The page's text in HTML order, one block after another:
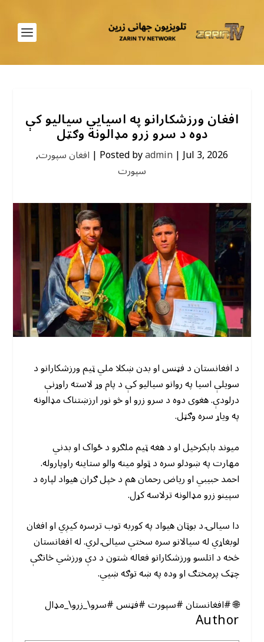
افغان ورزشکارانو په اسیایي سیالیو کې
دوه د سرو زرو مډالونه وګټل
Posted byadmin |Jul 3, 2026
| افغان سپورت,
سپورت
د افغانستان د فټنس او بدن ښکلا ملي ټیم ورزشکارانو د
سویلې اسیا په روانو سیالیو کې د پام وړ لاسته راوړنې
درلودې. هغوی دوه د سرو زرو او څو نور ارزښتناک مډالونه
په ویاړ سره وګټل.
میوند بابکرخیل او د هغه ټیم ملګرو د ځواک او بدني
مهارت په ښودلو سره د ټولو مینه والو ستاینه راوپاروله.
احمد حبیبي او ریاض رحمان هم د خپل ګران هیواد لپاره د
سپینو زرو مډالونه ترلاسه کړل.
دا سیالۍ د بوټان هیواد په کوربه توب ترسره کیږي او افغان
لوبغاړي له سیالانو سره سختې سیالۍ لري. له افغانستان
څخه د اتلسو ورزشکارانو فعاله شتون د دې ورزشي څانګې
چټک پرمختګ او وده په ښه توګه ښیي.
🌐 #افغانستان #سپورت #فټنس #سرو\_زرو\_مډال
Author